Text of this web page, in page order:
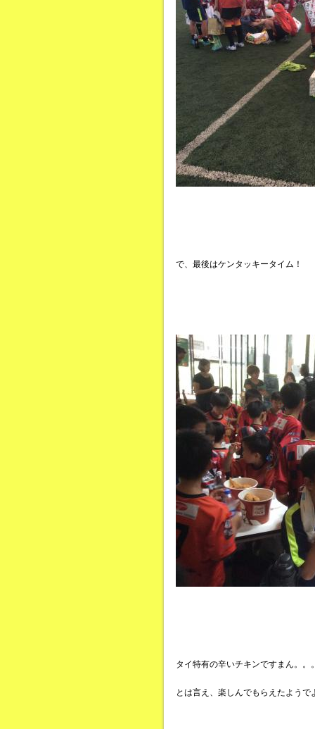
で、最後はケンタッキータイム！
タイ特有の辛いチキンですまん。。
とは言え、楽しんでもらえたようで